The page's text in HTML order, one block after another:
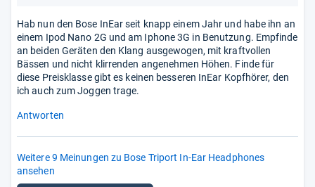
Hab nun den Bose InEar seit knapp einem Jahr und habe ihn an
einem Ipod Nano 2G und am Iphone 3G in Benutzung. Empfinde
an beiden Geräten den Klang ausgewogen, mit kraftvollen
Bässen und nicht klirrenden angenehmen Höhen. Finde für
diese Preisklasse gibt es keinen besseren InEar Kopfhörer, den
ich auch zum Joggen trage.
Antworten
Weitere 9 Meinungen zu Bose Triport In-Ear Headphones
ansehen